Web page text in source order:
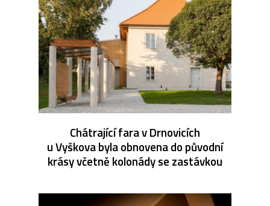
Chátrající fara v Drnovicích
u Vyškova byla obnovena do původní
krásy včetně kolonády se zastávkou